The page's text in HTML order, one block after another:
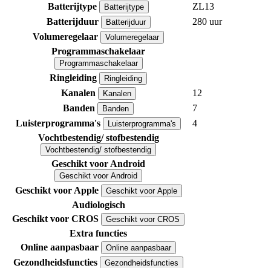
Batterijtype Batterijtype
ZL13
Batterijduur
Batterijduur
280 uur
Volumeregelaar
Volumeregelaar
Programmaschakelaar
Programmaschakelaar
Ringleiding Ringleiding
Kanalen Kanalen
12
Banden
Banden
7
Luisterprogramma's
Luisterprogramma's
4
Vochtbestendig/ stofbestendig
Vochtbestendig/ stofbestendig
Geschikt voor Android
Geschikt voor Android
Geschikt voor Apple Geschikt voor Apple
Audiologisch
Geschikt voor CROS
Geschikt voor CROS
Extra functies
Online aanpasbaar
Online aanpasbaar
Gezondheidsfuncties
Gezondheidsfuncties